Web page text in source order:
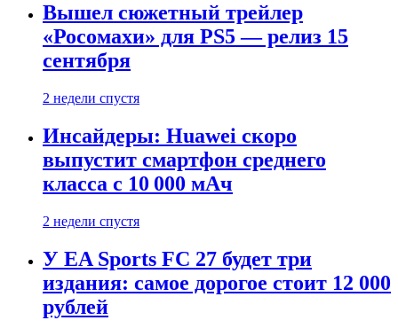
Вышел сюжетный трейлер
«Росомахи» для PS5 — релиз 15
сентября
2 недели спустя
Инсайдеры: Huawei скоро
выпустит смартфон среднего
класса с 10 000 мАч
2 недели спустя
У EA Sports FC 27 будет три
издания: самое дорогое стоит 12 000
рублей